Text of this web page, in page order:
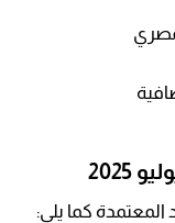
المعتمدة كما يلي: